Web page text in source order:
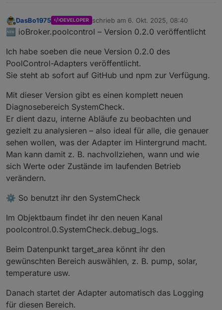
Offline
DasBo1975 DEVELOPER schrieb am 6. Okt. 2025, 08:40
zuletzt editiert von
🆕 ioBroker.poolcontrol – Version 0.2.0 veröffentlicht
Ich habe soeben die neue Version 0.2.0 des
PoolControl-Adapters veröffentlicht.
Sie steht ab sofort auf GitHub und npm zur Verfügung.
Mit dieser Version gibt es einen komplett neuen
Diagnosebereich SystemCheck.
Er dient dazu, interne Abläufe zu beobachten und
gezielt zu analysieren – also ideal für alle, die genauer
sehen wollen, was der Adapter im Hintergrund macht.
Man kann damit z. B. nachvollziehen, wann und wie
sich Werte oder Zustände im laufenden Betrieb
verändern.
⚙️ So benutzt ihr den SystemCheck
Im Objektbaum findet ihr den neuen Kanal
poolcontrol.0.SystemCheck.debug_logs.
Beim Datenpunkt target_area könnt ihr den
gewünschten Bereich auswählen, z. B. pump, solar,
temperature usw.
Danach startet der Adapter automatisch das Logging
für diesen Bereich.